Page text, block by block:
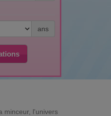
ans
minceur, l'univers